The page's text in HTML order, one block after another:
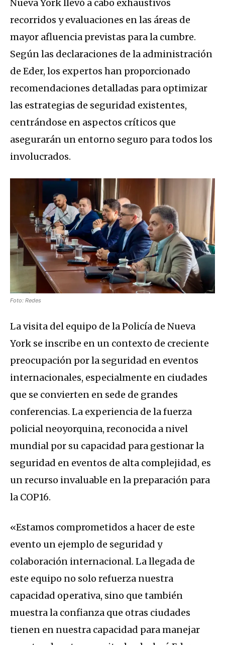
Nueva York llevó a cabo exhaustivos
recorridos y evaluaciones en las áreas de
mayor afluencia previstas para la cumbre.
Según las declaraciones de la administración
de Eder, los expertos han proporcionado
recomendaciones detalladas para optimizar
las estrategias de seguridad existentes,
centrándose en aspectos críticos que
asegurarán un entorno seguro para todos los
involucrados.
Foto: Redes
La visita del equipo de la Policía de Nueva
York se inscribe en un contexto de creciente
preocupación por la seguridad en eventos
internacionales, especialmente en ciudades
que se convierten en sede de grandes
conferencias. La experiencia de la fuerza
policial neoyorquina, reconocida a nivel
mundial por su capacidad para gestionar la
seguridad en eventos de alta complejidad, es
un recurso invaluable en la preparación para
la COP16.
«Estamos comprometidos a hacer de este
evento un ejemplo de seguridad y
colaboración internacional. La llegada de
este equipo no solo refuerza nuestra
capacidad operativa, sino que también
muestra la confianza que otras ciudades
tienen en nuestra capacidad para manejar